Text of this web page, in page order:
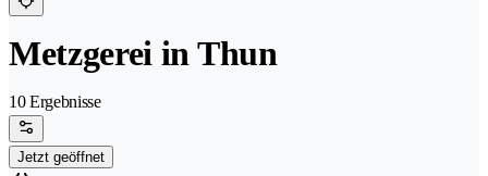
Metzgerei in Thun
10 Ergebnisse
Jetzt geöffnet